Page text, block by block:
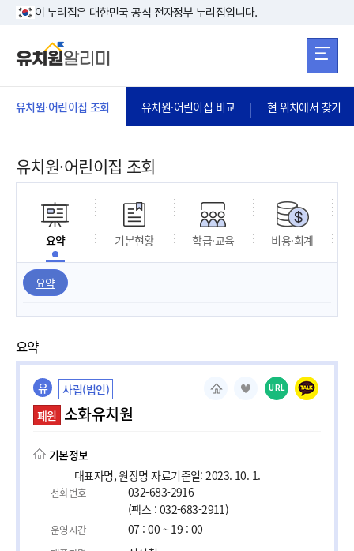
본문 바로가기
이 누리집은 대한민국 공식 전자정부 누리집입니다.
유치원·어린이집 조회 유치원·어린이집 비교 현 위치에서 찾기
유치원·어린이집 조회
요약 기본현황 학급·교육 비용·회계
요약
요약
유
사립(법인)
폐원 소화유치원
URL
기본정보
대표자명, 원장명 자료기준일: 2023. 10. 1.
전화번호
032-683-2916
(팩스 : 032-683-2911)
운영시간 07 : 00 ~ 19 : 00